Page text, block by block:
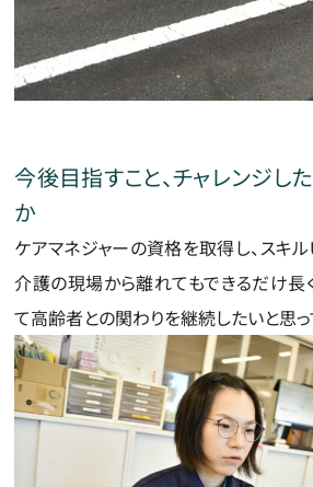
今後目指すこと、チャレンジし
か
ケアマネジャーの資格を取得し、スキ
介護の現場から離れてもできるだけ
て高齢者との関わりを継続したいと思っ